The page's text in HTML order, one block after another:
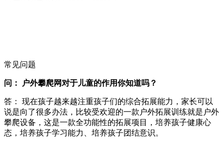
常见问题
问： 户外攀爬网对于儿童的作用你知道吗？
答： 现在孩子越来越注重孩子们的综合拓展能力，家长可以
说是向了很多办法，比较受欢迎的一款户外拓展训练就是户外
攀爬设备，这是一款全功能性的拓展项目，培养孩子健康心
态，培养孩子学习能力、培养孩子团结意识。